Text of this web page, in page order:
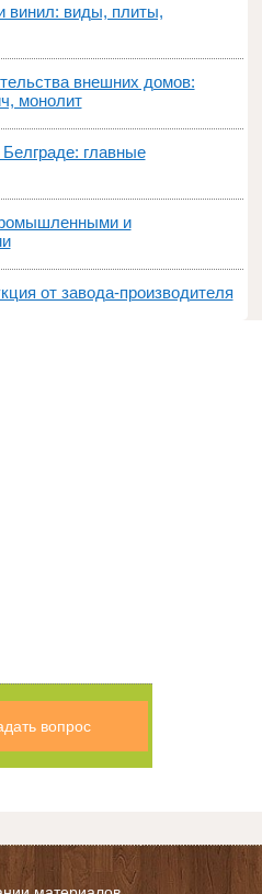
винил: виды, плиты,
внешних домов:
монолит
главные
и
от завода-производителя
вопрос